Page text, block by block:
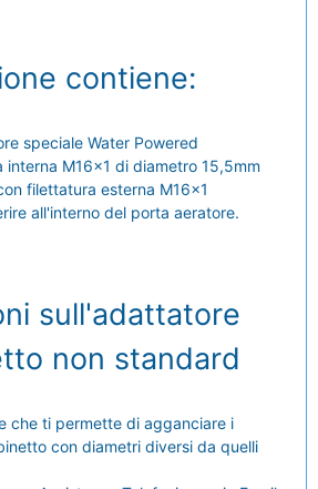
contiene:
speciale Water Powered
interna M16x1 di diametro 15,5mm
filettatura esterna M16x1
all'interno del porta aeratore.
sull'adattatore
non standard
che ti permette di agganciare i
con diametri diversi da quelli